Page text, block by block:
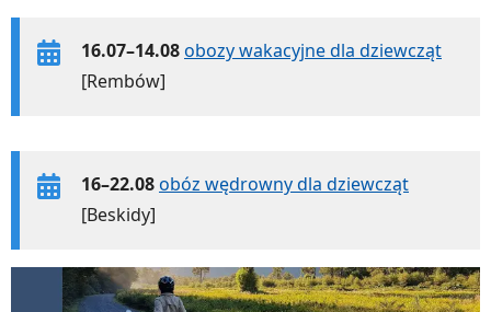
16.07–14.08obozy wakacyjne dla dziewcząt
[Rembów]
16–22.08obóz wędrowny dla dziewcząt
[Beskidy]